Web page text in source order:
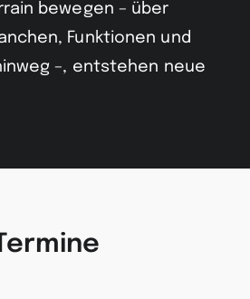
bewegen – über
Funktionen und
–, entstehen neue